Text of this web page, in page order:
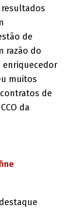
de
razão do
enriquecedor
muitos
de
da